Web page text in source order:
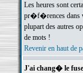
Les heures sont
pr�f�rences dans
plupart des autres
de mots !
Revenir en haut de
J'ai chang� le